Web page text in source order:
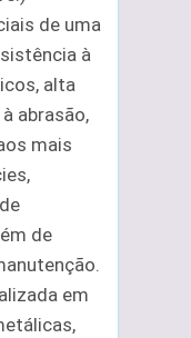
de uma
à
alta
abrasão,
mais
de
em